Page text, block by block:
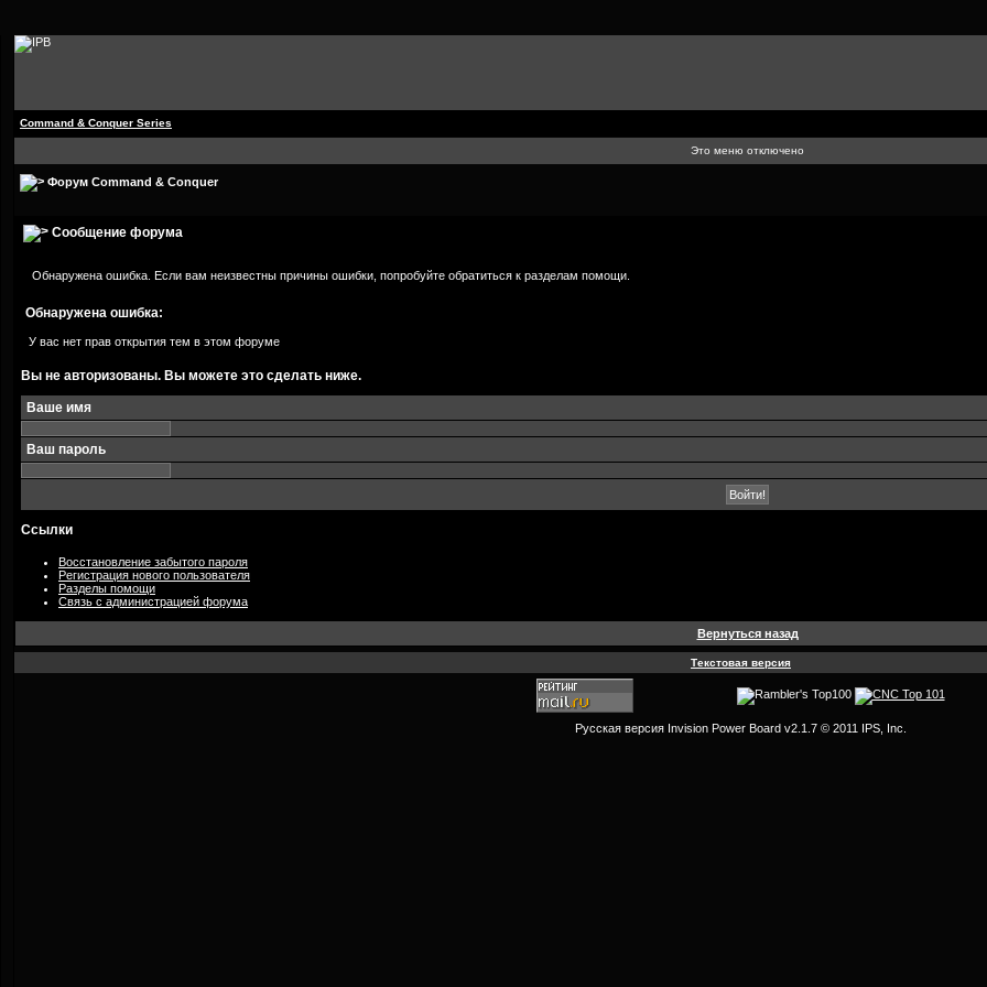
Command & Conquer Series
Это меню отключено
Форум Command & Conquer
Сообщение форума
Обнаружена ошибка. Если вам неизвестны причины ошибки, попробуйте обратиться к разделам помощи.
Обнаружена ошибка:
У вас нет прав открытия тем в этом форуме
Вы не авторизованы. Вы можете это сделать ниже.
Ваше имя
Ваш пароль
Ссылки
Восстановление забытого пароля
Регистрация нового пользователя
Разделы помощи
Связь с администрацией форума
Вернуться назад
Текстовая версия
Русская версия Invision Power Boardv2.1.7 © 2011 IPS, Inc.